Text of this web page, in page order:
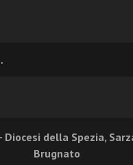
Diocesi della Spezia,
Brugnato